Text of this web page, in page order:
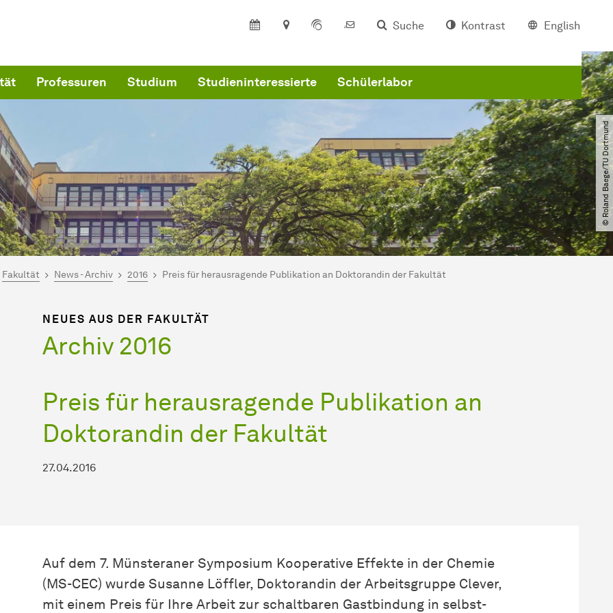
Suche Kontrast English
Professuren Studium Studieninteressierte Schülerlabor
© Roland Baege​/​TU Dortmund
hier:
Fakultät News - Archiv 2016 Preis für herausragende Pub­li­ka­tion an Dok­to­ran­din der Fakultät
NEUES AUS DER FAKULTÄT
Archiv 2016
Preis für herausragende Pub­li­ka­tion an
Dok­to­ran­din der Fakultät
27.04.2016
Auf dem 7. Münsteraner Symposium Kooperative Effekte in der Chemie
(MS-CEC) wurde Susanne Löffler, Dok­to­ran­din der Arbeitsgruppe Clever,
mit einem Preis für Ihre Arbeit zur schaltbaren Gastbindung in selbst-